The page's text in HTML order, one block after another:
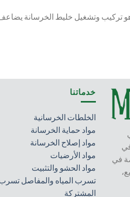
في
خدماتنا
الخلطات الخرسانية
مواد حماية الخرسانة
مواد إصلاح الخرسانة
مواد الأرضيات
مواد الحشو والتثبيت
تسرب المياه والمفاصل
المشتركة